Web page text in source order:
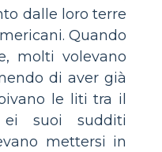
dalle loro terre
Quando
molti volevano
di aver già
le liti tra il
ei suoi sudditi
mettersi in